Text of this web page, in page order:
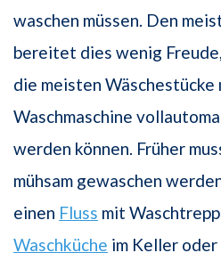
waschen müssen. Den
bereitet dies wenig
die meisten Wäschestücke
Waschmaschine
werden können. Früher
mühsam gewaschen
einen Fluss mit
Waschküche im Keller